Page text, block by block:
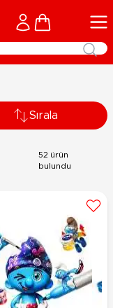
Cart
Sırala
52 ürün
bulundu